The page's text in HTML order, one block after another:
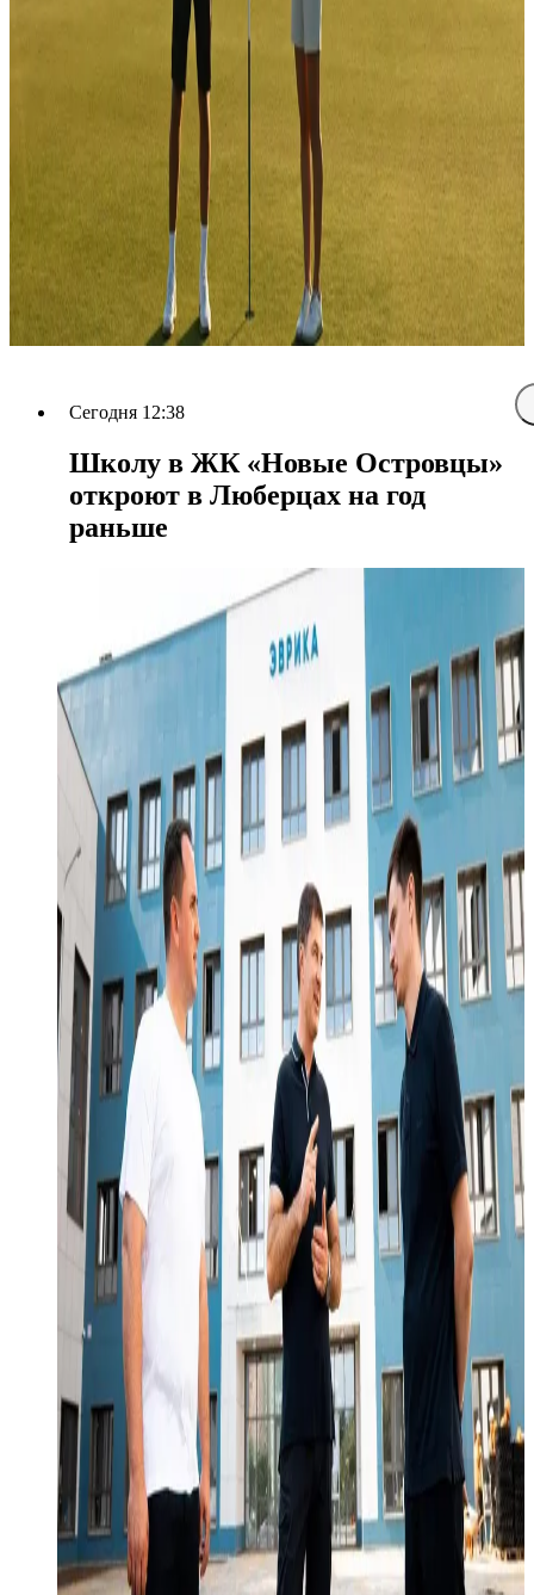
Сегодня 12:38
Школу в ЖК «Новые Островцы»
откроют в Люберцах на год
раньше